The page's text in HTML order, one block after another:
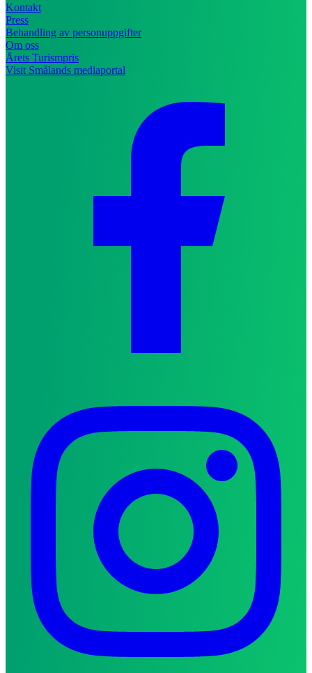
Kontakt
Press
Behandling av personuppgifter
Om oss
Årets Turismpris
Visit Smålands mediaportal